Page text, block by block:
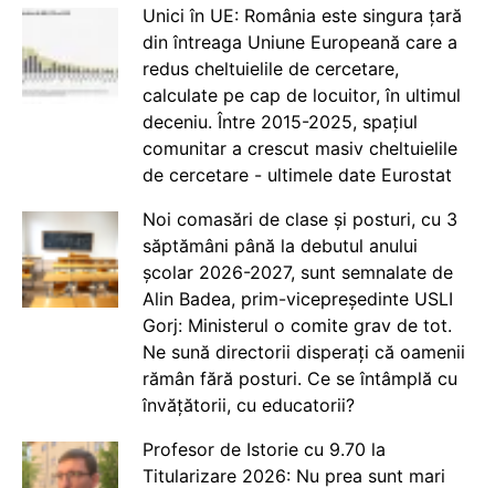
Unici în UE: România este singura țară
din întreaga Uniune Europeană care a
redus cheltuielile de cercetare,
calculate pe cap de locuitor, în ultimul
deceniu. Între 2015-2025, spațiul
comunitar a crescut masiv cheltuielile
de cercetare - ultimele date Eurostat
Noi comasări de clase și posturi, cu 3
săptămâni până la debutul anului
școlar 2026-2027, sunt semnalate de
Alin Badea, prim-vicepreședinte USLI
Gorj: Ministerul o comite grav de tot.
Ne sună directorii disperați că oamenii
rămân fără posturi. Ce se întâmplă cu
învățătorii, cu educatorii?
Profesor de Istorie cu 9.70 la
Titularizare 2026: Nu prea sunt mari